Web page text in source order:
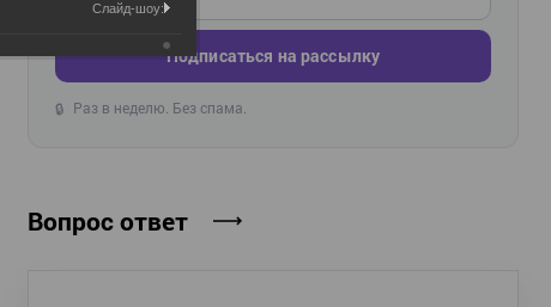
Подписаться на рассылку
🔒 Раз в неделю. Без спама.
Вопрос ответ
Слайд-шоу: